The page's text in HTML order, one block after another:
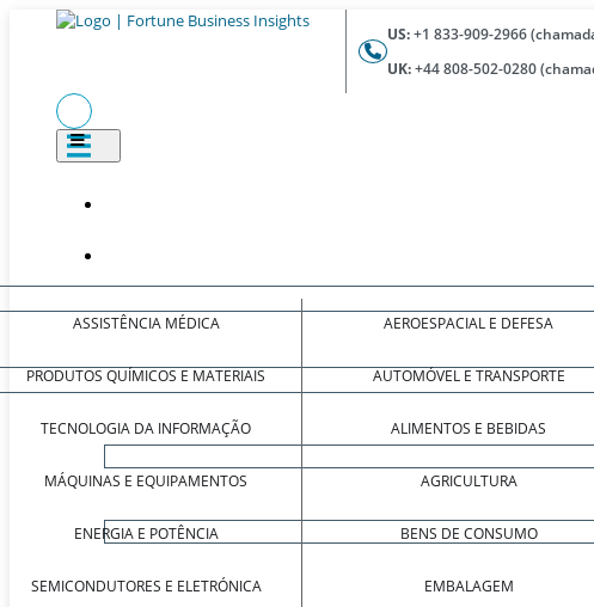
US:+1 833-909-2966
UK:+44 808-502-0280
ASSISTÊNCIA MÉDICA
PRODUTOS QUÍMICOS E MATERIAIS
TECNOLOGIA DA INFORMAÇÃO
MÁQUINAS E EQUIPAMENTOS
ENERGIA E POTÊNCIA
SEMICONDUTORES E ELETRÓNICA
AEROESPACIAL E DEFESA
AUTOMÓVEL E TRANSPORTE
ALIMENTOS E BEBIDAS
AGRICULTURA
BENS DE CONSUMO
EMBALAGEM